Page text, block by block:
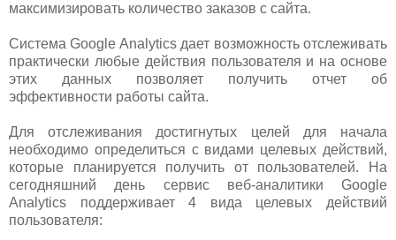
максимизировать количество заказов с сайта.
Система Google Analytics дает возможность отслеживать
практически любые действия пользователя и на основе
этих данных позволяет получить отчет об
эффективности работы сайта.
Для отслеживания достигнутых целей для начала
необходимо определиться с видами целевых действий,
которые планируется получить от пользователей. На
сегодняшний день сервис веб-аналитики Google
Analytics поддерживает 4 вида целевых действий
пользователя: